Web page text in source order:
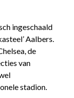
ingeschaald
Aalbers.
de
van
stadion.